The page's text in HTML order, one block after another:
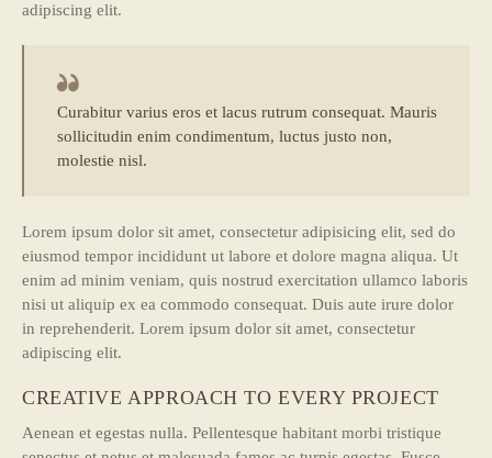
adipiscing elit.
Curabitur varius eros et lacus rutrum consequat. Mauris
sollicitudin enim condimentum, luctus justo non,
molestie nisl.
Lorem ipsum dolor sit amet, consectetur adipisicing elit, sed do
eiusmod tempor incididunt ut labore et dolore magna aliqua. Ut
enim ad minim veniam, quis nostrud exercitation ullamco laboris
nisi ut aliquip ex ea commodo consequat. Duis aute irure dolor
in reprehenderit. Lorem ipsum dolor sit amet, consectetur
adipiscing elit.
CREATIVE APPROACH TO EVERY PROJECT
Aenean et egestas nulla. Pellentesque habitant morbi tristique